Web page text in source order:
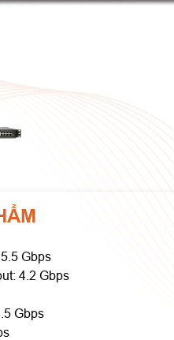
Gbps
4.2 Gbps
Gbps